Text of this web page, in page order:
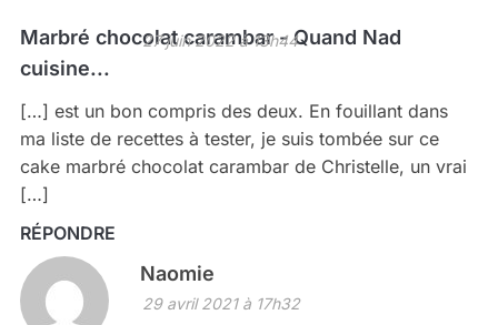
Marbré chocolat carambar - Quand Nad
cuisine...
27 juin 2022 à 13h44
[…] est un bon compris des deux. En fouillant dans
ma liste de recettes à tester, je suis tombée sur ce
cake marbré chocolat carambar de Christelle, un vrai
[…]
RÉPONDRE
Naomie
29 avril 2021 à 17h32